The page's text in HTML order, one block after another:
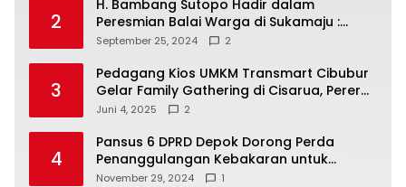
2
H. Bambang Sutopo Hadir dalam
Peresmian Balai Warga di Sukamaju :
Wadah Baru untuk Kolaborasi dan
September 25, 2024 2
3
Pedagang Kios UMKM Transmart Cibubur
Gelar Family Gathering di Cisarua, Pererat
Silaturahmi dan Kekompakan
Juni 4, 2025 2
4
Pansus 6 DPRD Depok Dorong Perda
Penanggulangan Kebakaran untuk
Keselamatan Warga
November 29, 2024 1